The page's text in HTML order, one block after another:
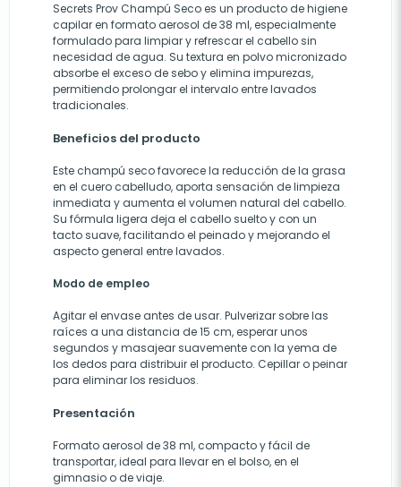
Secrets Prov Champú Seco es un producto de higiene
capilar en formato aerosol de 38 ml, especialmente
formulado para limpiar y refrescar el cabello sin
necesidad de agua. Su textura en polvo micronizado
absorbe el exceso de sebo y elimina impurezas,
permitiendo prolongar el intervalo entre lavados
tradicionales.
Beneficios del producto
Este champú seco favorece la reducción de la grasa
en el cuero cabelludo, aporta sensación de limpieza
inmediata y aumenta el volumen natural del cabello.
Su fórmula ligera deja el cabello suelto y con un
tacto suave, facilitando el peinado y mejorando el
aspecto general entre lavados.
Modo de empleo
Agitar el envase antes de usar. Pulverizar sobre las
raíces a una distancia de 15 cm, esperar unos
segundos y masajear suavemente con la yema de
los dedos para distribuir el producto. Cepillar o peinar
para eliminar los residuos.
Presentación
Formato aerosol de 38 ml, compacto y fácil de
transportar, ideal para llevar en el bolso, en el
gimnasio o de viaje.